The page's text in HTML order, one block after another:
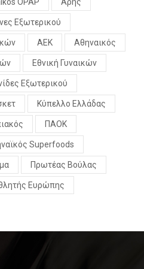
Εξωτερικού
ΑΕΚ Αθηναικός
Εθνική Γυναικών
Εξωτερικού
Κύπελλο Ελλάδας
ΠΑΟΚ
Superfoods
Πρωτέας Βούλας
Ευρώπης